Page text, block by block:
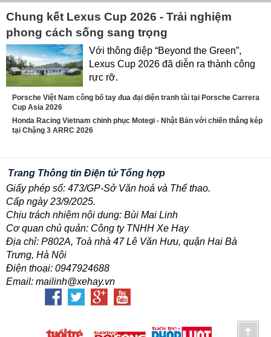
Chung kết Lexus Cup 2026 - Trải nghiệm
phong cách sống sang trọng
Với thông điệp “Beyond the Green”,
Lexus Cup 2026 đã diễn ra thành công
rực rỡ.
Porsche Việt Nam công bố tay đua đại diện tranh tài tại Porsche Carrera
Cup Asia 2026
Honda Racing Vietnam chinh phục Motegi - Nhật Bản với chiến thắng kép
tại Chặng 3 ARRC 2026
Trang Thông tin Điện tử Tổng hợp
Giấy phép số: 473/GP-Sở Văn hoá và Thể thao.
Cấp ngày 23/9/2025.
Chịu trách nhiệm nội dung: Bùi Mai Linh
Cơ quan chủ quản: Công ty TNHH Xe Hay
Địa chỉ: P802A, Toà nhà 47 Lê Văn Hưu, quận Hai Bà
Trưng, Hà Nội
Điện thoại: 0947924688
Email: mailinh@xehay.vn